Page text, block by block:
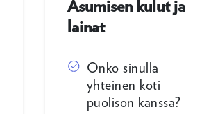
Asumisen kulut ja
lainat
Onko sinulla
yhteinen koti
puolison kanssa?